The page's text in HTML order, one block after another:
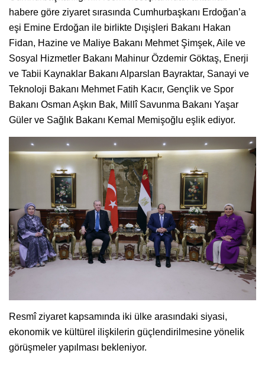
habere göre ziyaret sırasında Cumhurbaşkanı Erdoğan’a
eşi Emine Erdoğan ile birlikte Dışişleri Bakanı Hakan
Fidan, Hazine ve Maliye Bakanı Mehmet Şimşek, Aile ve
Sosyal Hizmetler Bakanı Mahinur Özdemir Göktaş, Enerji
ve Tabii Kaynaklar Bakanı Alparslan Bayraktar, Sanayi ve
Teknoloji Bakanı Mehmet Fatih Kacır, Gençlik ve Spor
Bakanı Osman Aşkın Bak, Millî Savunma Bakanı Yaşar
Güler ve Sağlık Bakanı Kemal Memişoğlu eşlik ediyor.
Resmî ziyaret kapsamında iki ülke arasındaki siyasi,
ekonomik ve kültürel ilişkilerin güçlendirilmesine yönelik
görüşmeler yapılması bekleniyor.